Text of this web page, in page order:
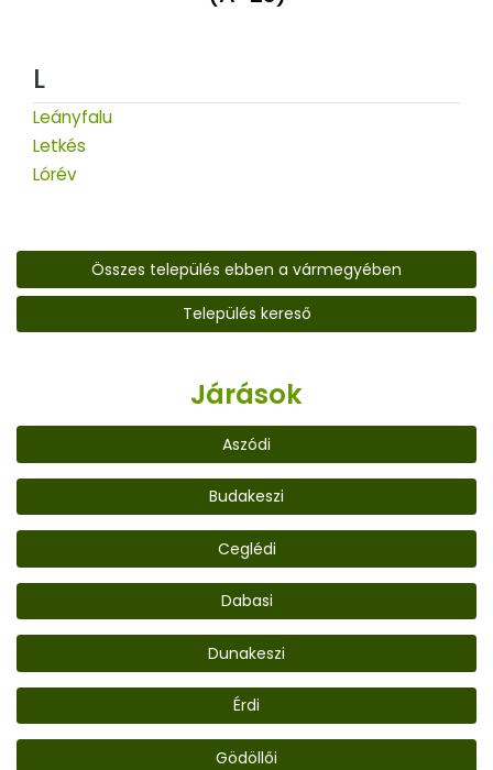
L
Leányfalu
Letkés
Lórév
Összes település ebben a vármegyében
Település kereső
Járások
Aszódi
Budakeszi
Ceglédi
Dabasi
Dunakeszi
Érdi
Gödöllői